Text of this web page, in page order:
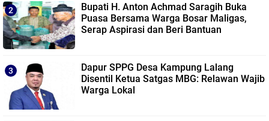
Bupati H. Anton Achmad Saragih Buka
Puasa Bersama Warga Bosar Maligas,
Serap Aspirasi dan Beri Bantuan
Dapur SPPG Desa Kampung Lalang
Disentil Ketua Satgas MBG: Relawan Wajib
Warga Lokal